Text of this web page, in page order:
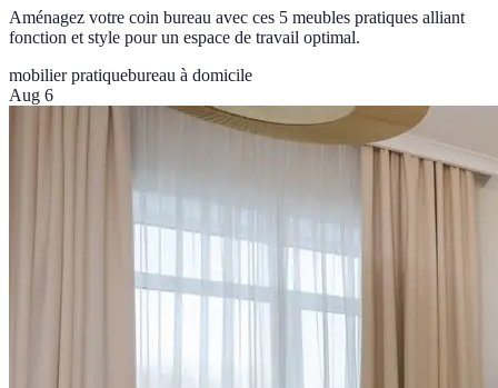
Aménagez votre coin bureau avec ces 5 meubles pratiques alliant
fonction et style pour un espace de travail optimal.
mobilier pratiquebureau à domicile
Aug 6